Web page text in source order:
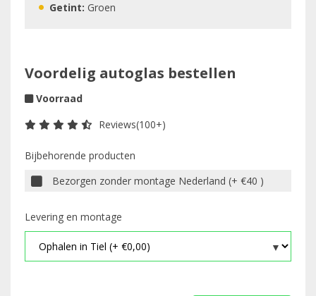
Getint: Groen
Voordelig autoglas bestellen
Voorraad
Reviews(100+)
Bijbehorende producten
Bezorgen zonder montage Nederland (+ €40 )
Levering en montage